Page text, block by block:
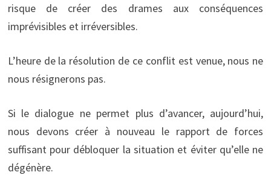
risque de créer des drames aux conséquences
imprévisibles et irréversibles.
L’heure de la résolution de ce conflit est venue, nous ne
nous résignerons pas.
Si le dialogue ne permet plus d’avancer, aujourd’hui,
nous devons créer à nouveau le rapport de forces
suffisant pour débloquer la situation et éviter qu’elle ne
dégénère.